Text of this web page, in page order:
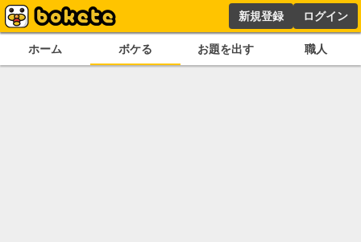
新規登録 ログイン
ホーム ボケる お題を出す 職人